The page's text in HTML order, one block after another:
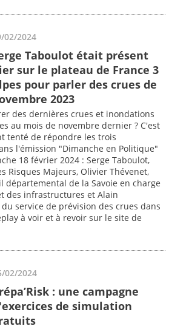
02/2024
Taboulot était présent
sur le plateau de France 3
pour parler des crues de
2023
des dernières crues et inondations
au mois de novembre dernier ? C'est
tenté de répondre les trois
l'émission "Dimanche en Politique"
18 février 2024 : Serge Taboulot,
Risques Majeurs, Olivier Thévenet,
départemental de la Savoie en charge
des infrastructures et Alain
service de prévision des crues dans
à voir et à revoir sur le site de
02/2024
: une campagne
de simulation